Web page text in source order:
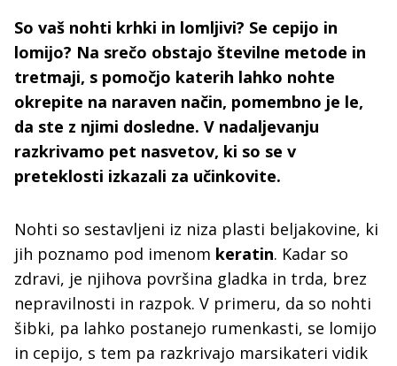
So vaš nohti krhki in lomljivi? Se cepijo in
lomijo? Na srečo obstajo številne metode in
tretmaji, s pomočjo katerih lahko nohte
okrepite na naraven način, pomembno je le,
da ste z njimi dosledne. V nadaljevanju
razkrivamo pet nasvetov, ki so se v
preteklosti izkazali za učinkovite.
Nohti so sestavljeni iz niza plasti beljakovine, ki
jih poznamo pod imenom keratin. Kadar so
zdravi, je njihova površina gladka in trda, brez
nepravilnosti in razpok. V primeru, da so nohti
šibki, pa lahko postanejo rumenkasti, se lomijo
in cepijo, s tem pa razkrivajo marsikateri vidik